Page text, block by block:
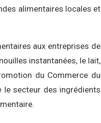
alimentaires locales et
aux entreprises de
instantanées, le lait,
du Commerce du
le secteur des ingrédients